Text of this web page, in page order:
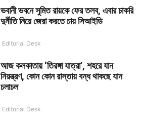
ভবানী ভবনে সুমিত রায়কে ফের তলব, এবার চাকরি
দুর্নীতি নিয়ে জেরা করতে চায় সিআইডি
Editorial Desk
আজ কলকাতায় ‘তিরঙ্গা যাত্রা’, শহরে যান
নিয়ন্ত্রণ, কোন কোন রাস্তায় বন্ধ থাকছে যান
চলাচল
Editorial Desk